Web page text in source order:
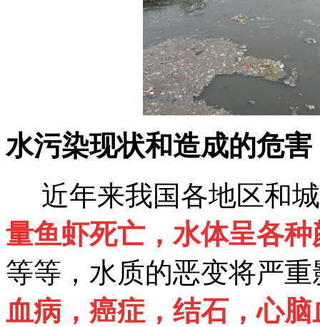
水污染现状和造成的危害
近年来我国各地区和
量鱼虾死亡，水体呈各
等等，水质的恶变将严
血病，癌症，结石，心